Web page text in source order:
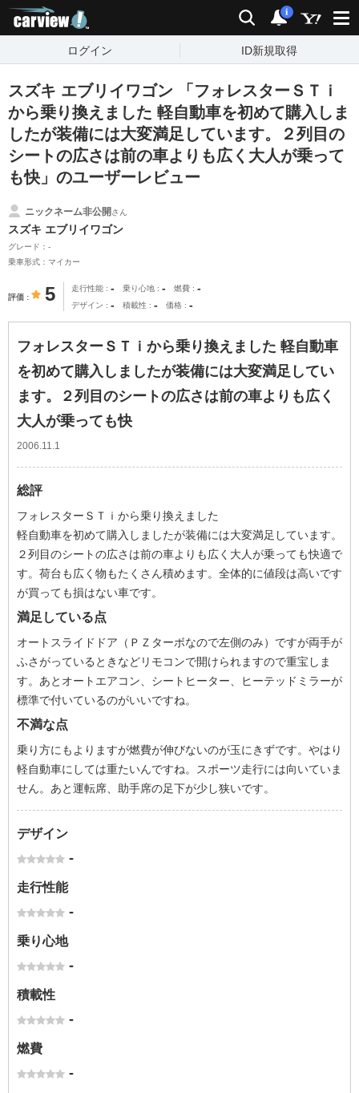
検索 通知
i
ログイン ID新規取得
スズキ エブリイワゴン 「フォレスターＳＴｉ
から乗り換えました 軽自動車を初めて購入しま
したが装備には大変満足しています。２列目の
シートの広さは前の車よりも広く大人が乗って
も快」のユーザーレビュー
ニックネーム非公開さん
スズキ エブリイワゴン
グレード：-
乗車形式：マイカー
評価 5 走行性能 - 乗り心地 - 燃費 -
デザイン - 積載性 - 価格 -
フォレスターＳＴｉから乗り換えました 軽自動車
を初めて購入しましたが装備には大変満足してい
ます。２列目のシートの広さは前の車よりも広く
大人が乗っても快
2006.11.1
総評
フォレスターＳＴｉから乗り換えました
軽自動車を初めて購入しましたが装備には大変満足しています。
２列目のシートの広さは前の車よりも広く大人が乗っても快適で
す。荷台も広く物もたくさん積めます。全体的に値段は高いです
が買っても損はない車です。
満足している点
オートスライドドア（ＰＺターボなので左側のみ）ですが両手が
ふさがっているときなどリモコンで開けられますので重宝しま
す。あとオートエアコン、シートヒーター、ヒーテッドミラーが
標準で付いているのがいいですね。
不満な点
乗り方にもよりますが燃費が伸びないのが玉にきずです。やはり
軽自動車にしては重たいんですね。スポーツ走行には向いていま
せん。あと運転席、助手席の足下が少し狭いです。
デザイン
-
走行性能
-
乗り心地
-
積載性
-
燃費
-